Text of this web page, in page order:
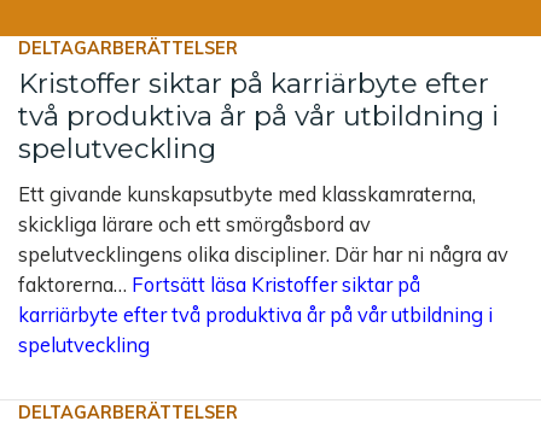
DELTAGARBERÄTTELSER
Kristoffer siktar på karriärbyte efter
två produktiva år på vår utbildning i
spelutveckling
Ett givande kunskapsutbyte med klasskamraterna,
skickliga lärare och ett smörgåsbord av
spelutvecklingens olika discipliner. Där har ni några av
faktorerna… Fortsätt läsa Kristoffer siktar på
karriärbyte efter två produktiva år på vår utbildning i
spelutveckling
DELTAGARBERÄTTELSER